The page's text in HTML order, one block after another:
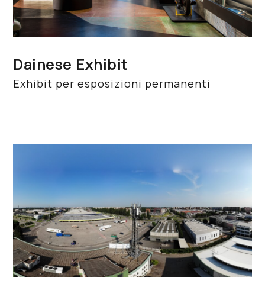
Dainese Exhibit
Exhibit per esposizioni permanenti